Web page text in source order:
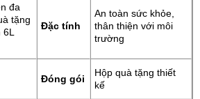
đa
tặng
Đặc tính
An toàn sức khỏe,
thân thiện với môi
trường
Đóng gói
Hộp quà tặng thiết
kế